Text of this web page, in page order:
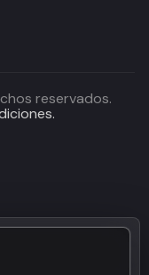
reservados.